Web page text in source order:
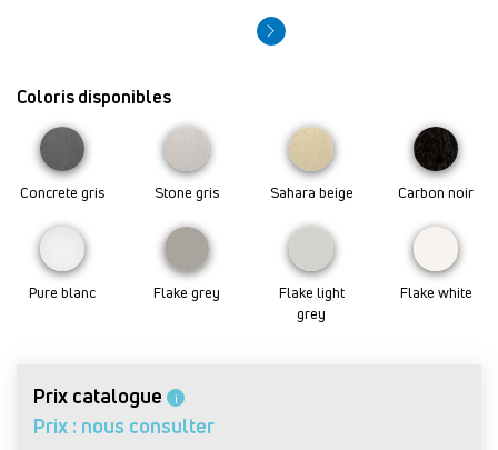
Coloris disponibles
Concrete gris Stone gris Sahara beige Carbon noir
Pure blanc Flake grey
Flake light
grey
Flake white
Prix catalogue i
Prix : nous consulter